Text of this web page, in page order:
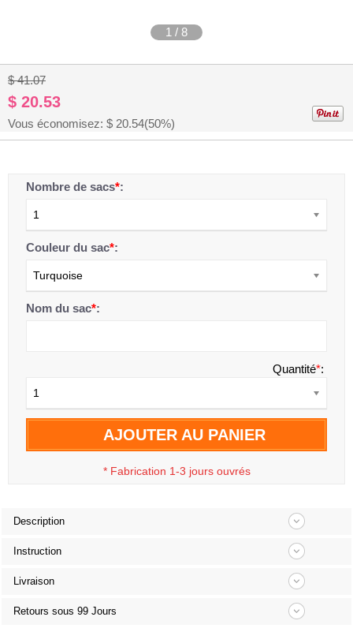
1 / 8
$ 41.07
$ 20.53
Vous économisez: $ 20.54(50%)
Nombre de sacs*:
1
Couleur du sac*:
Turquoise
Nom du sac*:
Quantité*:
1
AJOUTER AU PANIER
* Fabrication 1-3 jours ouvrés
Description
Instruction
Livraison
Retours sous 99 Jours